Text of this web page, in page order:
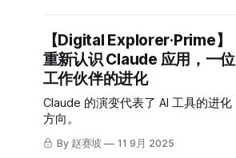
【Digital Explorer·Prime】
重新认识 Claude 应用，一位
工作伙伴的进化
Claude 的演变代表了 AI 工具的进化
方向。
By 赵赛坡 11 9月 2025